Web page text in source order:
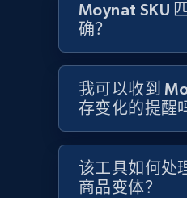
Title, Seller name, Brand,
price, Currency,
2.1K+ 375+
Moynat SKU
确？
我可以收到
存变化的提醒
该工具如何处
商品变体？